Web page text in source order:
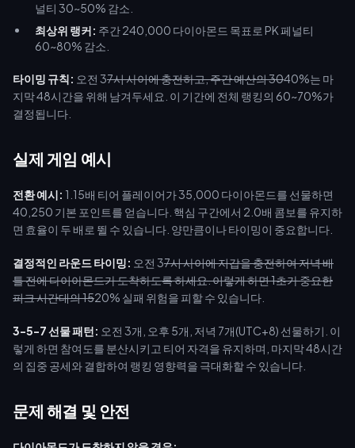
널티 30~50% 감소.
최상위 랭커: 주간 240,000 다이아몬드 목표로 PK 페널티
60~80% 감소.
타이밍 규칙: 오전 37시 사이에 충전하고, 주간 예산의 3040%는 마
지막 48시간을 위해 남겨두세요. 이 기간에 전체 랭킹의 60~70%가
결정됩니다.
실제 게임 예시
전환 예시: 1.15배 티어 플레이어가 35,000 다이아몬드를 선물하면
40,250 기본 포인트를 얻습니다. 핵심 구간에서 2.0배 콤보를 유지하
면 효율이 두 배로 뛸 수 있습니다. 양만큼이나 타이밍이 중요합니다.
결정적인 라운드 타이밍: 오전 37시 사이에 지갑을 충전하여 저녁 배
틀 전에 다이아몬드가 도착하도록 하세요. 이렇게 하면 1초가 중요한
피크 시간대의 1520% 실패 위험을 피할 수 있습니다.
3-5-7 선물 패턴: 오전 3개, 오후 5개, 저녁 7개(UTC+8) 선물하기. 이
렇게 하면 참여도를 분산시키고 티어 자격을 유지하며, 마지막 48시간
의 집중 공세와 결합하여 랭킹 영향력을 극대화할 수 있습니다.
문제 해결 및 안전